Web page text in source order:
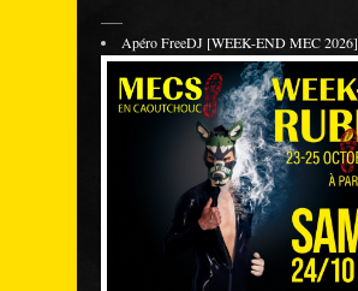
Apéro FreeDJ [WEEK-END MEC 2026]